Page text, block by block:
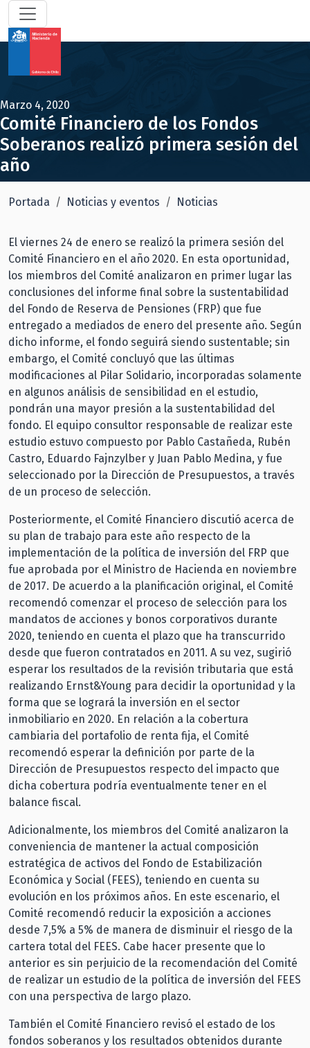
Marzo 4, 2020
Comité Financiero de los Fondos
Soberanos realizó primera sesión del
año
Portada Noticias y eventos Noticias
El viernes 24 de enero se realizó la primera sesión del
Comité Financiero en el año 2020. En esta oportunidad,
los miembros del Comité analizaron en primer lugar las
conclusiones del informe final sobre la sustentabilidad
del Fondo de Reserva de Pensiones (FRP) que fue
entregado a mediados de enero del presente año. Según
dicho informe, el fondo seguirá siendo sustentable; sin
embargo, el Comité concluyó que las últimas
modificaciones al Pilar Solidario, incorporadas solamente
en algunos análisis de sensibilidad en el estudio,
pondrán una mayor presión a la sustentabilidad del
fondo. El equipo consultor responsable de realizar este
estudio estuvo compuesto por Pablo Castañeda, Rubén
Castro, Eduardo Fajnzylber y Juan Pablo Medina, y fue
seleccionado por la Dirección de Presupuestos, a través
de un proceso de selección.
Posteriormente, el Comité Financiero discutió acerca de
su plan de trabajo para este año respecto de la
implementación de la política de inversión del FRP que
fue aprobada por el Ministro de Hacienda en noviembre
de 2017. De acuerdo a la planificación original, el Comité
recomendó comenzar el proceso de selección para los
mandatos de acciones y bonos corporativos durante
2020, teniendo en cuenta el plazo que ha transcurrido
desde que fueron contratados en 2011. A su vez, sugirió
esperar los resultados de la revisión tributaria que está
realizando Ernst&Young para decidir la oportunidad y la
forma que se logrará la inversión en el sector
inmobiliario en 2020. En relación a la cobertura
cambiaria del portafolio de renta fija, el Comité
recomendó esperar la definición por parte de la
Dirección de Presupuestos respecto del impacto que
dicha cobertura podría eventualmente tener en el
balance fiscal.
Adicionalmente, los miembros del Comité analizaron la
conveniencia de mantener la actual composición
estratégica de activos del Fondo de Estabilización
Económica y Social (FEES), teniendo en cuenta su
evolución en los próximos años. En este escenario, el
Comité recomendó reducir la exposición a acciones
desde 7,5% a 5% de manera de disminuir el riesgo de la
cartera total del FEES. Cabe hacer presente que lo
anterior es sin perjuicio de la recomendación del Comité
de realizar un estudio de la política de inversión del FEES
con una perspectiva de largo plazo.
También el Comité Financiero revisó el estado de los
fondos soberanos y los resultados obtenidos durante